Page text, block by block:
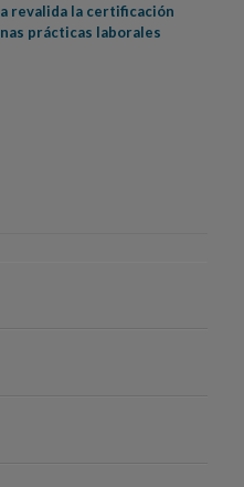
revalida la certificación
prácticas laborales